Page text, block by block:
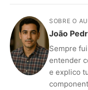
SOBRE O
João
Sempre
entender
e explico